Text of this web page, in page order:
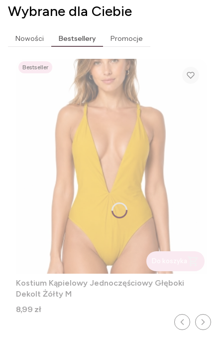
Wybrane dla Ciebie
Nowości Bestsellery Promocje
Bestseller
Kostium Kąpielowy Jednoczęściowy Głęboki
Dekolt Żółty M
Cena
8,99 zł